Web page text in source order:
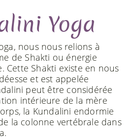
Yoga
nous nous relions à
de Shakti ou énergie
Cette Shakti existe en nous
et est appelée
peut être considérée
intérieure de la mère
la Kundalini endormie
la colonne vertébrale dans